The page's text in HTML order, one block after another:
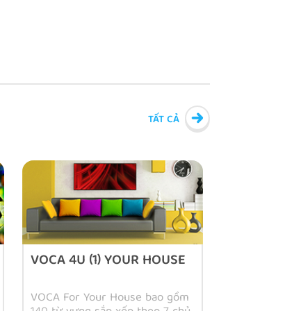
TẤT CẢ
VOCA 4U (1) YOUR HOUSE
VOCA For Your House bao gồm